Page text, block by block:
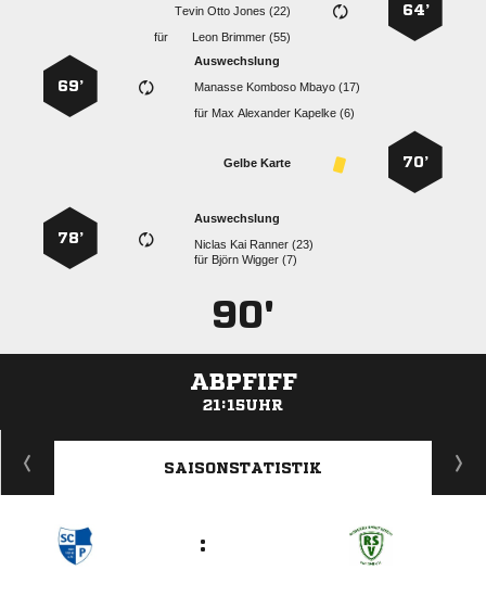
64’
   
für
  
Auswechslung
   
für    
69’
70’
Gelbe Karte
Auswechslung
   
für   
78’
90'
ABPFIFF
21:15UHR
ANZEIGE
SAISONSTATISTIK
: